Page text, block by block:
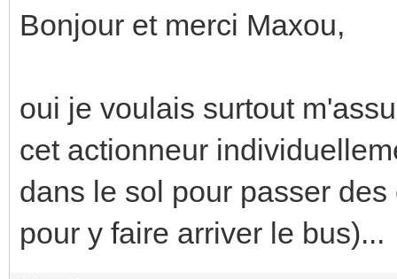
Bonjour et merci Maxou,
oui je voulais surtout
cet actionneur
dans le sol pour passer
pour y faire arriver le bus)...